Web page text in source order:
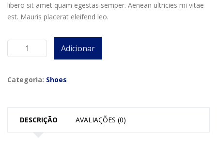
libero sit amet quam egestas semper. Aenean ultricies mi vitae
est. Mauris placerat eleifend leo.
Adicionar
Categoria: Shoes
DESCRIÇÃO AVALIAÇÕES (0)